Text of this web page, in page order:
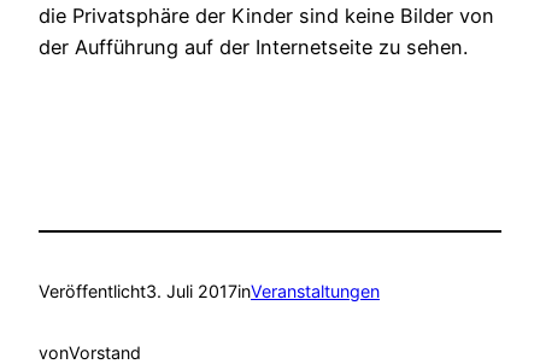
die Privatsphäre der Kinder sind keine Bilder von
der Aufführung auf der Internetseite zu sehen.
Veröffentlicht3. Juli 2017inVeranstaltungen
vonVorstand